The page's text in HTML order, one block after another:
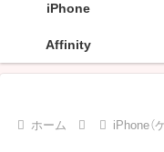
iPhone
Affinity
ホーム iPhone（